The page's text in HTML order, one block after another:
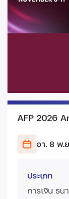
AFP 2026
อา. 8 พ.
ประเภท
การเงิน ธน